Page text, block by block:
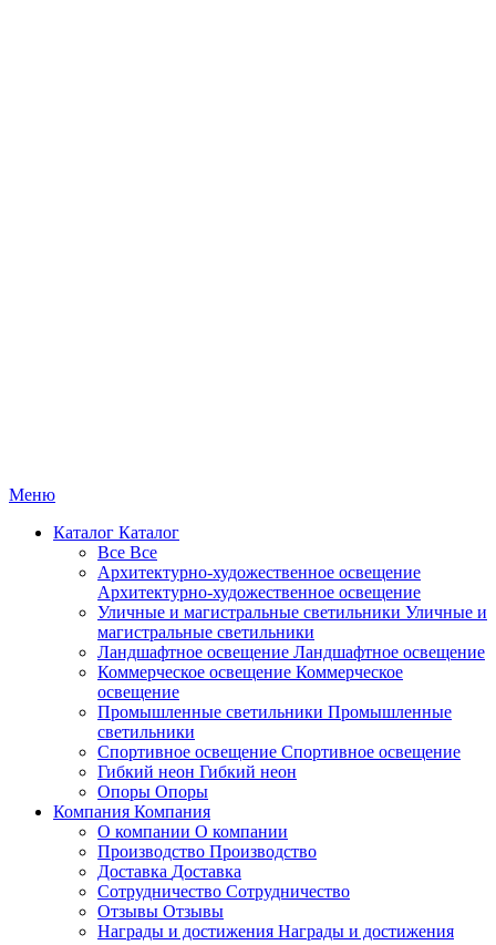
Меню
Каталог Каталог
Все Все
Архитектурно-художественное освещение
Архитектурно-художественное освещение
Уличные и магистральные светильники Уличные и
магистральные светильники
Ландшафтное освещение Ландшафтное освещение
Коммерческое освещение Коммерческое
освещение
Промышленные светильники Промышленные
светильники
Спортивное освещение Спортивное освещение
Гибкий неон Гибкий неон
Опоры Опоры
Компания Компания
О компании О компании
Производство Производство
Доставка Доставка
Сотрудничество Сотрудничество
Отзывы Отзывы
Награды и достижения Награды и достижения